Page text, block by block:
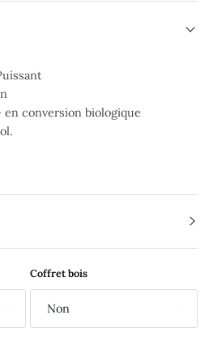
conversion biologique
Coffret bois
Non